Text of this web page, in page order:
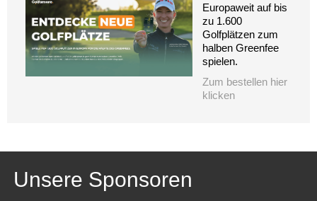
Europaweit auf bis
zu 1.600
Golfplätzen zum
halben Greenfee
spielen.
Zum bestellen hier
klicken
Unsere Sponsoren